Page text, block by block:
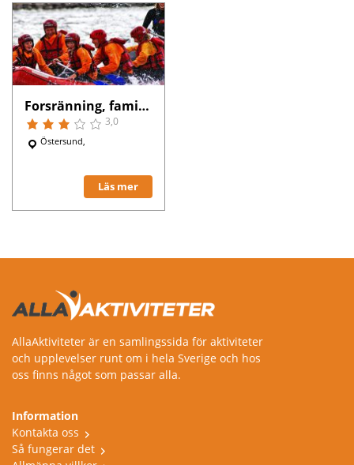
Forsränning, familjeturen –ECO
3,0
Östersund,
Läs mer
AllaAktiviteter är en samlingssida för aktiviteter
och upplevelser runt om i hela Sverige och hos
oss finns något som passar alla.
Information
Kontakta oss
Så fungerar det